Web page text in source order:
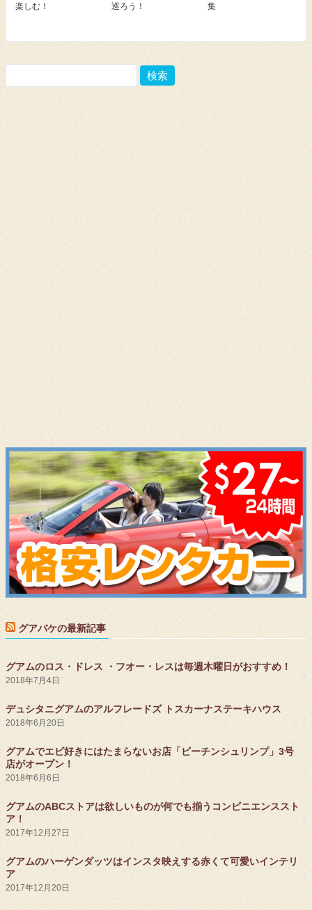
楽しむ！
巡ろう！
集
グアバケの最新記事
グアムのロス・ドレス ・フオー・レスは毎週木曜日がおすすめ！
2018年7月4日
デュシタニグアムのアルフレードズ トスカーナステーキハウス
2018年6月20日
グアムでエビ好きにはたまらないお店「ビーチンシュリンプ」3号
店がオープン！
2018年6月6日
グアムのABCストアは欲しいものが何でも揃うコンビニエンススト
ア！
2017年12月27日
グアムのハーゲンダッツはインスタ映えする赤くて可愛いインテリ
ア
2017年12月20日